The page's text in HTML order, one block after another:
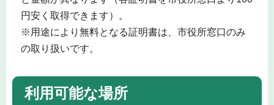
円安く取得できます）。
※用途により無料となる証明書は、市役所窓口のみ
の取り扱いです。
利用可能な場所